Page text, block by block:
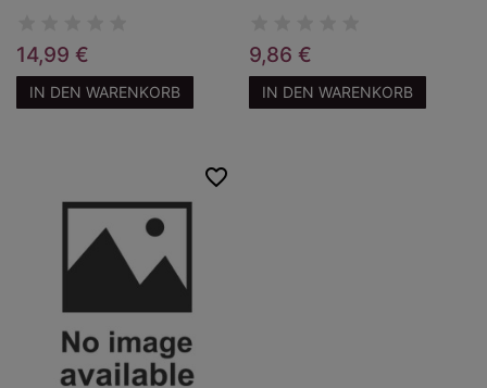
14,99 €
IN DEN WARENKORB
9,86 €
IN DEN WARENKORB
favorite_border